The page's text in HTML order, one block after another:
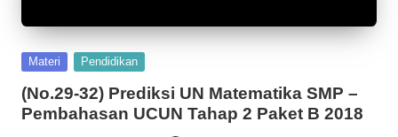
Posted
Materi Pendidikan
(No.29-32) Prediksi UN Matematika SMP –
Pembahasan UCUN Tahap 2 Paket B 2018